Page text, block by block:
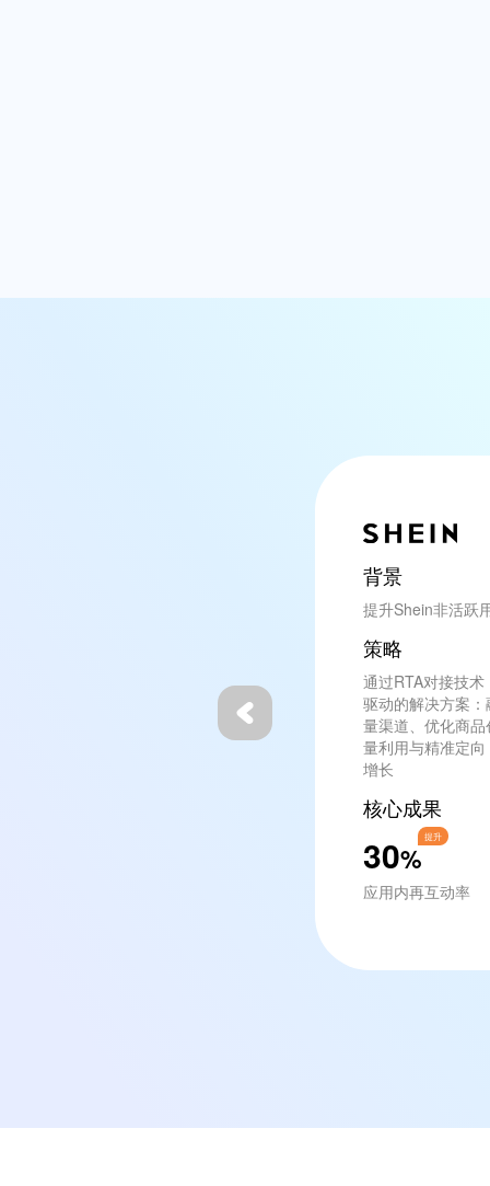
背景
提升Shein非活跃
策略
通过RTA对接技
驱动的解决方案
量渠道、优化商
量利用与精准定
增长
核心成果
30%
提升
应用内再互动率